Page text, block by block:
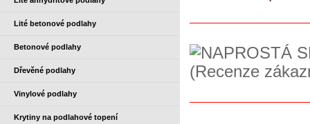
Lité betonové podlahy
Betonové podlahy
Dřevěné podlahy
Vinylové podlahy
Krytiny na podlahové topení